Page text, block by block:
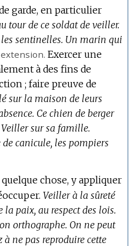
garde, en particulier
tour de ce soldat de veiller.
sentinelles. Un marin qui
Exercer une
à des fins de
; faire preuve de
sur la maison de leurs
Ce chien de berger
Veiller sur sa famille.
canicule, les pompiers
chose, y appliquer
Veiller à la sûreté
paix, au respect des lois.
orthographe. On ne peut
à ne pas reproduire cette